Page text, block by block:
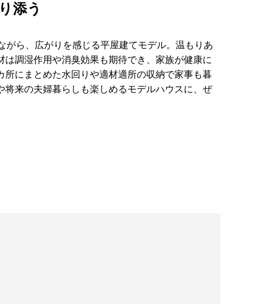
添う
ら、広がりを感じる平屋建てモデル。温もりあ
は調湿作用や消臭効果も期待でき、家族が健康に
所にまとめた水回りや適材適所の収納で家事も暮
将来の夫婦暮らしも楽しめるモデルハウスに、ぜ